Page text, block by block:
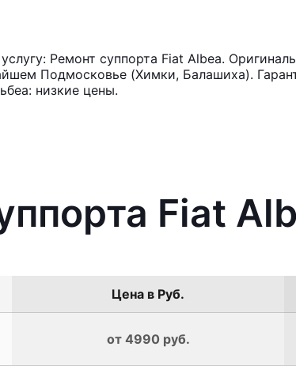
Ремонт суппорта Fiat Albea.
Подмосковье (Химки, Балашиха).
низкие цены.
Fiat
Цена в Руб.
от 4990 руб.